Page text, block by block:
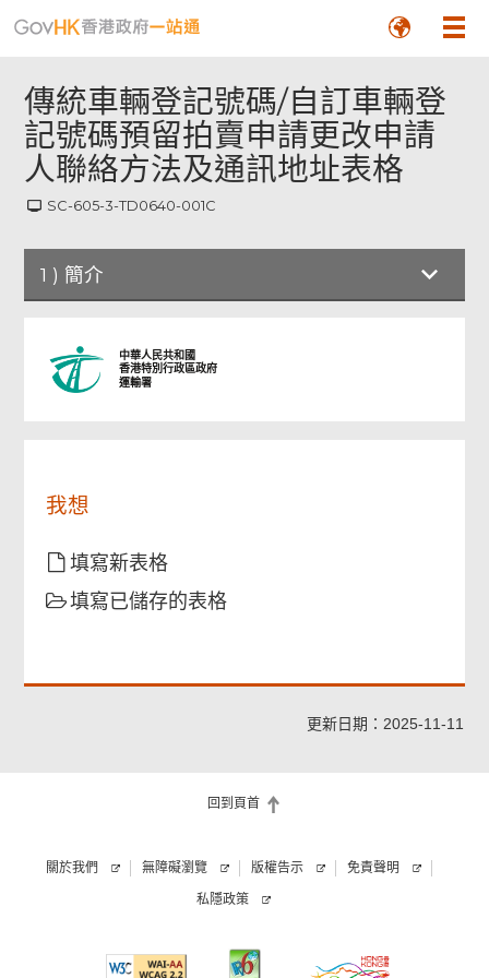
傳統車輛登記號碼/自訂車輛登
記號碼預留拍賣申請更改申請
人聯絡方法及通訊地址表格
SC-605-3-TD0640-001C
1 ) 簡介
中華人民共和國
香港特別行政區政府
運輸署
我想
填寫新表格
填寫已儲存的表格
更新日期：2025-11-11
回到頁首
菜
關於我們 無障礙瀏覽 版權告示 免責聲明
私隱政策